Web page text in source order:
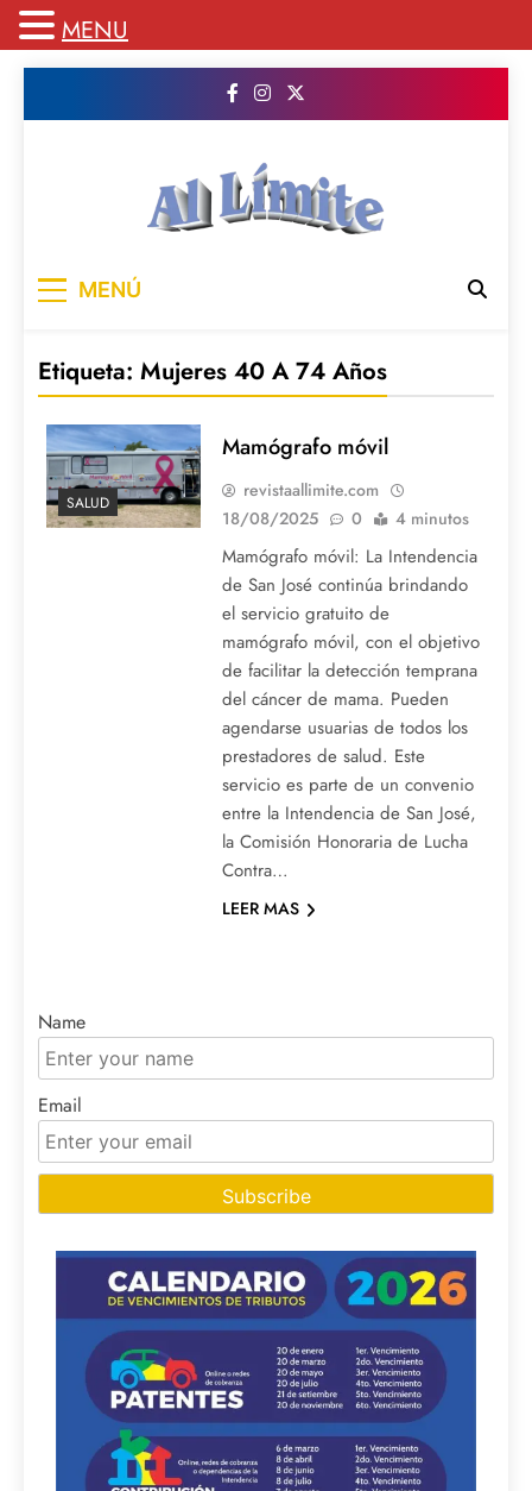
publicamos todo el contenido e informacion
MENÚ
Etiqueta: Mujeres 40 A 74 Años
SALUD
Mamógrafo móvil
revistaallimite.com
18/08/2025
0 4 minutos
Mamógrafo móvil: La Intendencia
de San José continúa brindando
el servicio gratuito de
mamógrafo móvil, con el objetivo
de facilitar la detección temprana
del cáncer de mama. Pueden
agendarse usuarias de todos los
prestadores de salud. Este
servicio es parte de un convenio
entre la Intendencia de San José,
la Comisión Honoraria de Lucha
Contra…
LEER MAS
Name
Email
MENU